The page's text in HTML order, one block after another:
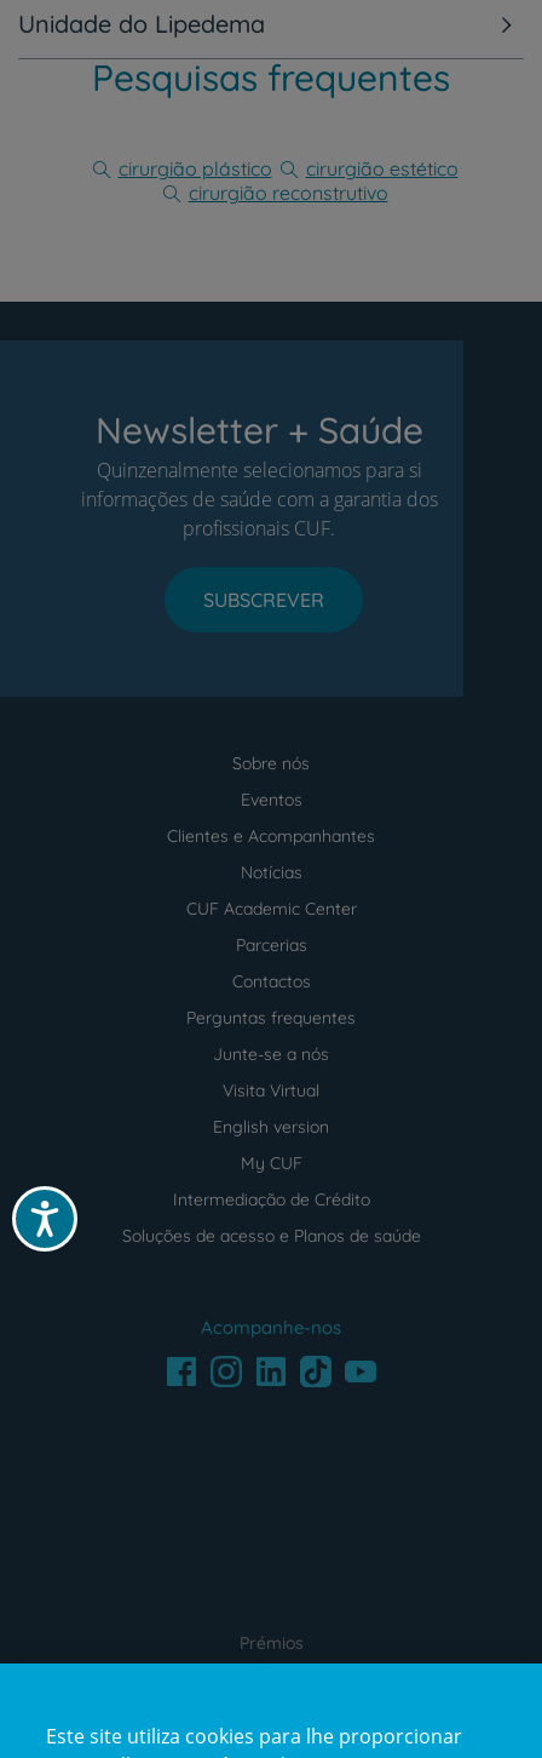
Acessibilidade
Unidade do Lipedema
Pesquisas frequentes
cirurgião plástico
cirurgião estético
cirurgião reconstrutivo
Newsletter + Saúde
Quinzenalmente selecionamos para si
informações de saúde com a garantia dos
profissionais CUF.
SUBSCREVER
Sobre nós
Eventos
Clientes e Acompanhantes
Notícias
CUF Academic Center
Parcerias
Contactos
Perguntas frequentes
Junte-se a nós
Visita Virtual
English version
My CUF
Intermediação de Crédito
Soluções de acesso e Planos de saúde
Acompanhe-nos
FacebookInstagramLinkedInTikTokYoutube
Prémios
Este site utiliza cookies para lhe proporcionar